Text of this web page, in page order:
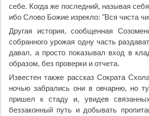
себе. Когда же последний, называя
ибо Слово Божие изрекло: "Вся чиста
Другая история, сообщенная
собранного урожая одну часть
давал, а просто показывал вход в
образом, без проверки и отчета.
Известен также рассказ Сократа
ночью забрались они в овчарню, но
пришел к стаду и, увидев
беззаконный путь и добывать